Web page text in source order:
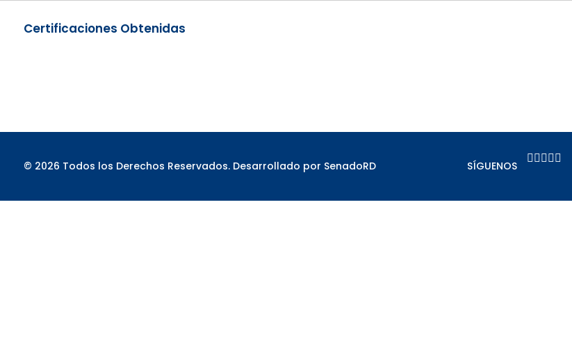
Certificaciones Obtenidas
© 2026 Todos los Derechos Reservados. Desarrollado por SenadoRD SÍGUENOS
    